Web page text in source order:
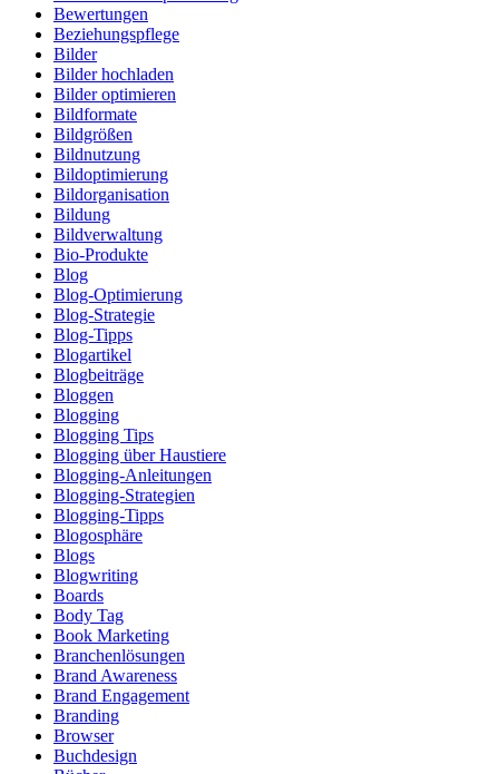
Bewertungen
Beziehungspflege
Bilder
Bilder hochladen
Bilder optimieren
Bildformate
Bildgrößen
Bildnutzung
Bildoptimierung
Bildorganisation
Bildung
Bildverwaltung
Bio-Produkte
Blog
Blog-Optimierung
Blog-Strategie
Blog-Tipps
Blogartikel
Blogbeiträge
Bloggen
Blogging
Blogging Tips
Blogging über Haustiere
Blogging-Anleitungen
Blogging-Strategien
Blogging-Tipps
Blogosphäre
Blogs
Blogwriting
Boards
Body Tag
Book Marketing
Branchenlösungen
Brand Awareness
Brand Engagement
Branding
Browser
Buchdesign